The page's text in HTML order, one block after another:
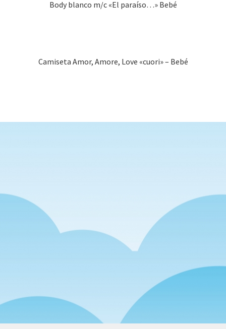
Body blanco m/c «El paraíso…» Bebé
Camiseta Amor, Amore, Love «cuori» – Bebé